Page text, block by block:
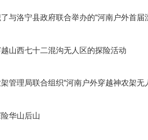
与洛宁县政府联合举办的“河南户外首届
山西七十二混沟无人区的探险活动
管理局联合组织“河南户外穿越神农架无
华山后山